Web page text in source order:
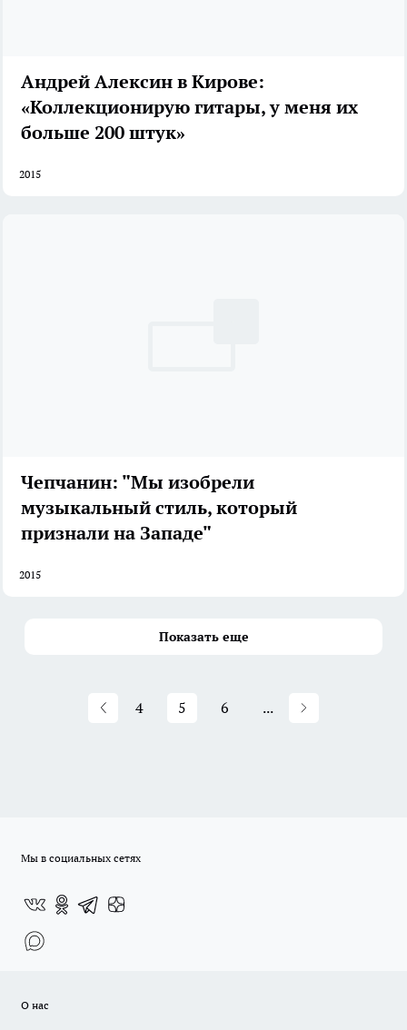
Андрей Алексин в Кирове:
«Коллекционирую гитары, у меня их
больше 200 штук»
2015
Чепчанин: "Мы изобрели
музыкальный стиль, который
признали на Западе"
2015
Показать еще
4 5 6 ...
Мы в социальных сетях
О нас